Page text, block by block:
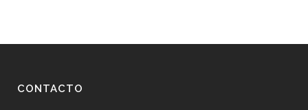
CONTACTO